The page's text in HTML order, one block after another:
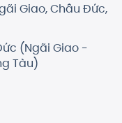
Giao, Châu Đức,
(Ngãi Giao -
Tàu)